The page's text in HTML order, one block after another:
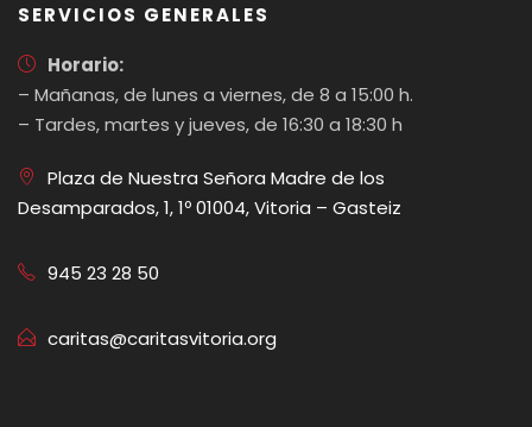
SERVICIOS GENERALES
Horario:
– Mañanas, de lunes a viernes, de 8 a 15:00 h.
– Tardes, martes y jueves, de 16:30 a 18:30 h
Plaza de Nuestra Señora Madre de los
Desamparados, 1, 1º 01004, Vitoria – Gasteiz
945 23 28 50
caritas@caritasvitoria.org